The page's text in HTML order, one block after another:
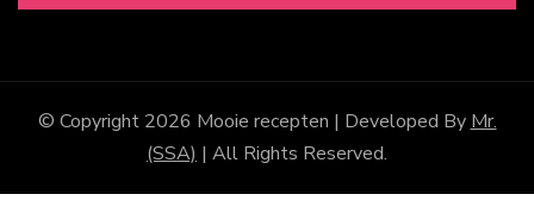
© Copyright 2026 Mooie recepten | Developed By Mr.
(SSA) | All Rights Reserved.